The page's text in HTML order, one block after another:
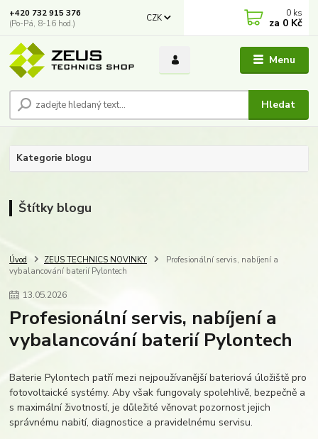
Menu
CZK
Hledat
+420 732 915 376
(Po-Pá, 8-16 hod.)
0 ks
za 0 Kč
Kategorie blogu
Štítky blogu
Úvod ZEUS TECHNICS NOVINKY
Profesionální servis, nabíjení a
vybalancování baterií Pylontech
13.05.2026
Profesionální servis, nabíjení a
vybalancování baterií Pylontech
Baterie Pylontech patří mezi nejpoužívanější bateriová úložiště pro
fotovoltaické systémy. Aby však fungovaly spolehlivě, bezpečně a
s maximální životností, je důležité věnovat pozornost jejich
správnému nabití, diagnostice a pravidelnému servisu.